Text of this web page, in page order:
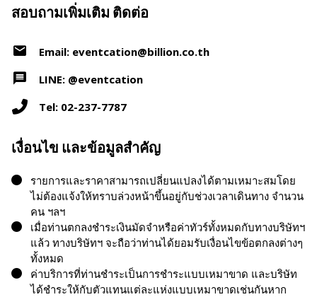
สอบถามเพิ่มเติม ติดต่อ
Email: eventcation@billion.co.th
LINE: @eventcation
Tel: 02-237-7787
เงื่อนไข และข้อมูลสำคัญ
รายการและราคาสามารถเปลี่ยนแปลงได้ตามเหมาะสมโดย
ไม่ต้องแจ้งให้ทราบล่วงหน้าขึ้นอยู่กับช่วงเวลาเดินทาง จำนวน
คน ฯลฯ
เมื่อท่านตกลงชำระเงินมัดจำหรือค่าทัวร์ทั้งหมดกับทางบริษัทฯ
แล้ว ทางบริษัทฯ จะถือว่าท่านได้ยอมรับเงื่อนไขข้อตกลงต่างๆ
ทั้งหมด
ค่าบริการที่ท่านชำระเป็นการชำระแบบเหมาขาด และบริษัท
ได้ชำระให้กับตัวแทนแต่ละแห่งแบบเหมาขาดเช่นกันหาก